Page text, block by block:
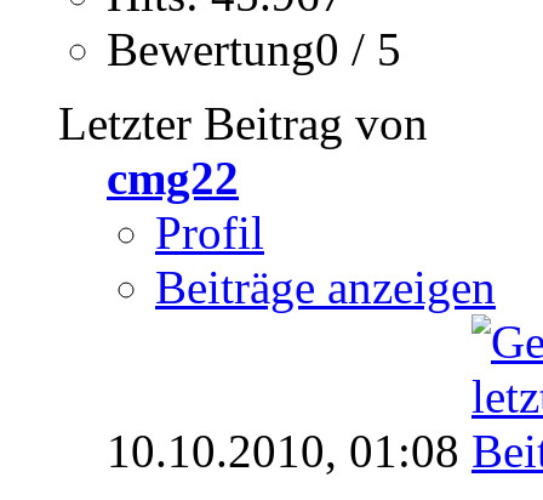
Bewertung0 / 5
Letzter Beitrag von
cmg22
Profil
Beiträge anzeigen
10.10.2010, 01:08